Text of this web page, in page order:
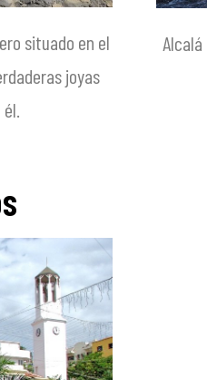
situado en el
joyas